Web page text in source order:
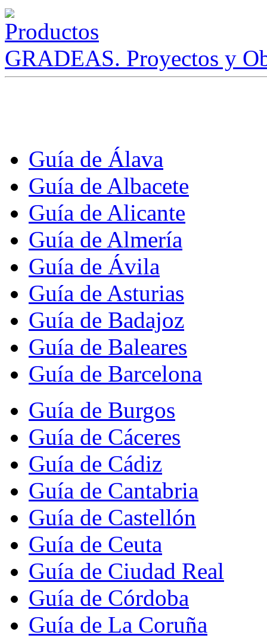
GRADEAS. Proyectos y
Guía de Álava
Guía de Albacete
Guía de Alicante
Guía de Almería
Guía de Ávila
Guía de Asturias
Guía de Badajoz
Guía de Baleares
Guía de Barcelona
Guía de Burgos
Guía de Cáceres
Guía de Cádiz
Guía de Cantabria
Guía de Castellón
Guía de Ceuta
Guía de Ciudad Real
Guía de Córdoba
Guía de La Coruña